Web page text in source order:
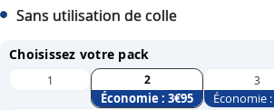
Sans utilisation de colle
Choisissez votre pack
1 2
Économie : 3€95
3
Économie :